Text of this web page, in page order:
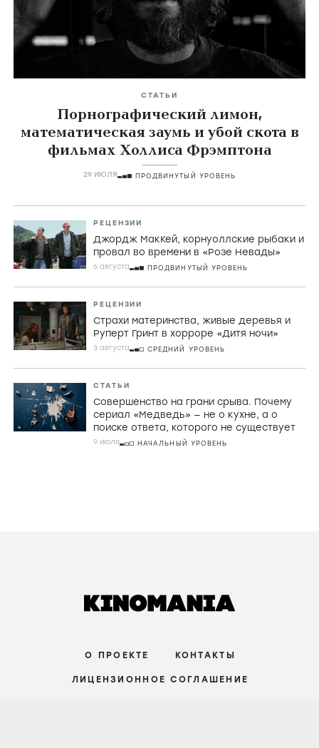
СТАТЬИ
Порнографический лимон,
математическая заумь и убой скота в
фильмах Холлиса Фрэмптона
29 ИЮЛЯ ПРОДВИНУТЫЙ УРОВЕНЬ
РЕЦЕНЗИИ
Джордж МакКей, корнуоллские рыбаки и
провал во времени в «Розе Невады»
6 августа ПРОДВИНУТЫЙ УРОВЕНЬ
РЕЦЕНЗИИ
Страхи материнства, живые деревья и
Руперт Гринт в хорроре «Дитя ночи»
3 августа СРЕДНИЙ УРОВЕНЬ
СТАТЬИ
Совершенство на грани срыва. Почему
сериал «Медведь» — не о кухне, а о
поиске ответа, которого не существует
9 июля НАЧАЛЬНЫЙ УРОВЕНЬ
О ПРОЕКТЕ КОНТАКТЫ
ЛИЦЕНЗИОННОЕ СОГЛАШЕНИЕ